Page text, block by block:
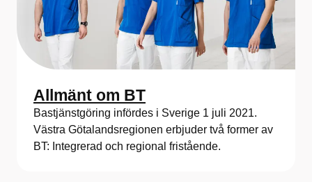
Allmänt om BT
Bastjänstgöring infördes i Sverige 1 juli 2021.
Västra Götalandsregionen erbjuder två former av
BT: Integrerad och regional fristående.